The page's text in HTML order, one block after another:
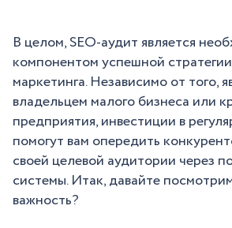
В целом, SEO-аудит является
компонентом успешной
маркетинга. Независимо от того,
владельцем малого бизнеса или
предприятия, инвестиции в
помогут вам опередить
своей целевой аудитории через
системы. Итак, давайте
важность?